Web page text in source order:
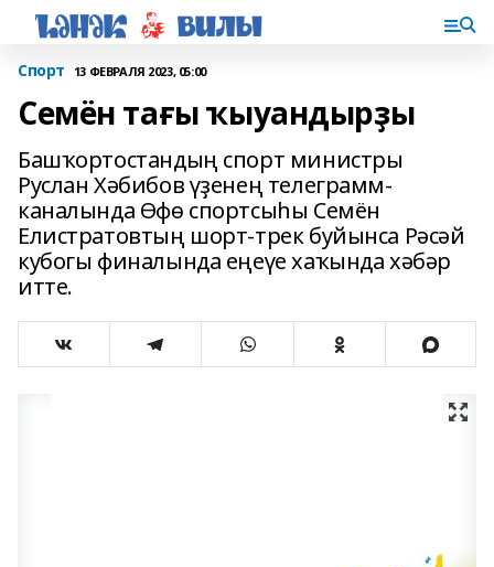
Спорт 13 ФЕВРАЛЯ 2023, 05:00
Семён тағы ҡыуандырҙы
Башҡортостандың спорт министры
Руслан Хәбибов үҙенең телеграмм-
каналында Өфө спортсыһы Семён
Елистратовтың шорт-трек буйынса Рәсәй
кубогы финалында еңеүе хаҡында хәбәр
итте.